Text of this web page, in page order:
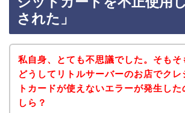
された」
私自身、とても不思議でした。そもそ
どうしてリトルサーバーのお店でクレ
トカードが使えないエラーが発生した
しら？